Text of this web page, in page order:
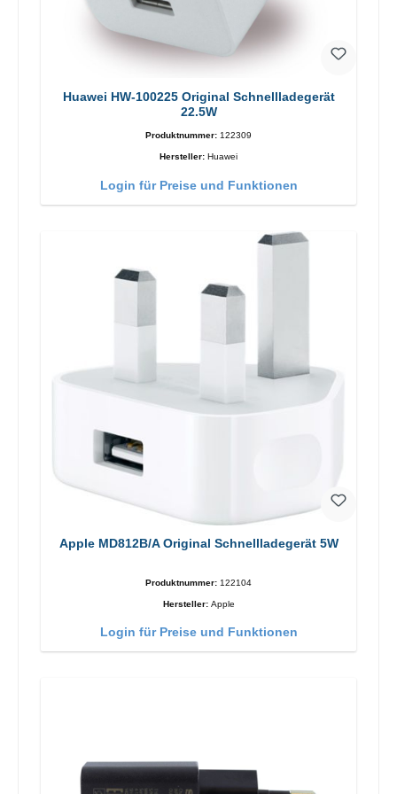
Huawei HW-100225 Original Schnellladegerät
22.5W
Produktnummer: 122309
Hersteller: Huawei
Login für Preise und Funktionen
Apple MD812B/A Original Schnellladegerät 5W
Produktnummer: 122104
Hersteller: Apple
Login für Preise und Funktionen